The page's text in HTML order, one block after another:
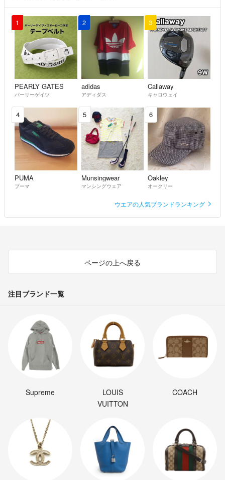
1
PEARLY GATES
パーリーゲイツ
2
adidas
アディダス
3
Callaway
キャロウェイ
4
PUMA
プーマ
5
Munsingwear
マンシングウェア
6
Oakley
オークリー
ウエアの人気ブランドランキング
ページの上へ戻る
注目ブランド一覧
Supreme
LOUIS
VUITTON
COACH